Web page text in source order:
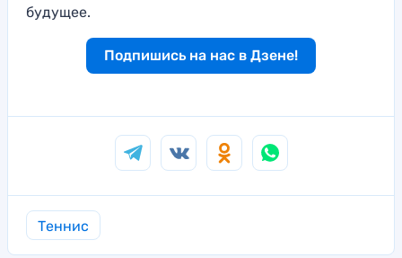
будущее.
Подпишись на нас в Дзене!
Теннис